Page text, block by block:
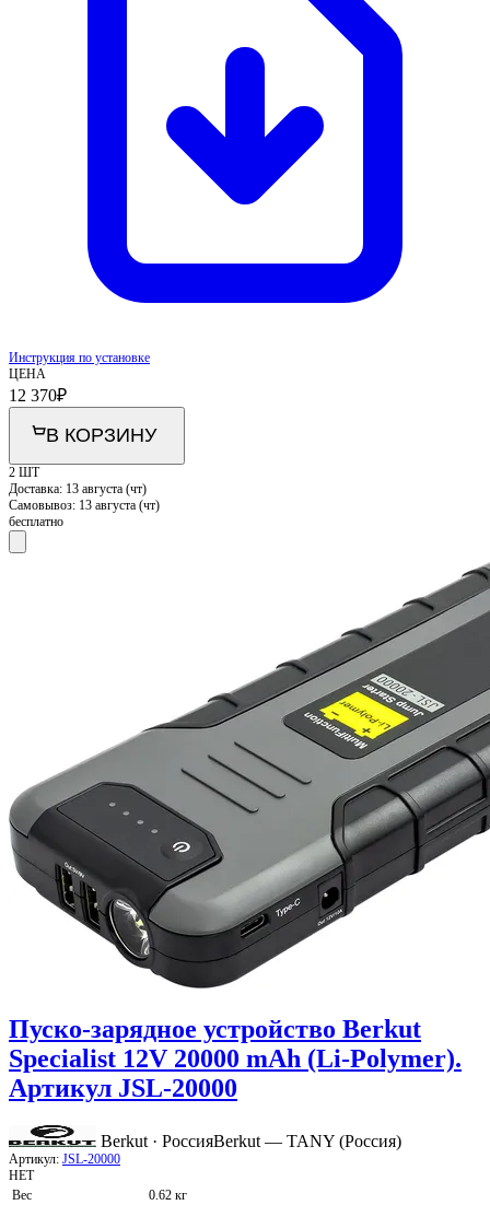
Инструкция по установке
ЦЕНА
12 370₽
В КОРЗИНУ
2 ШТ
Доставка: 13 августа (чт)
Самовывоз: 13 августа (чт)
бесплатно
Пуско-зарядное устройство Berkut
Specialist 12V 20000 mAh (Li-Polymer).
Артикул JSL-20000
Berkut · РоссияBerkut — TANY (Россия)
Артикул: JSL-20000
НЕТ
Вес
0.62 кг